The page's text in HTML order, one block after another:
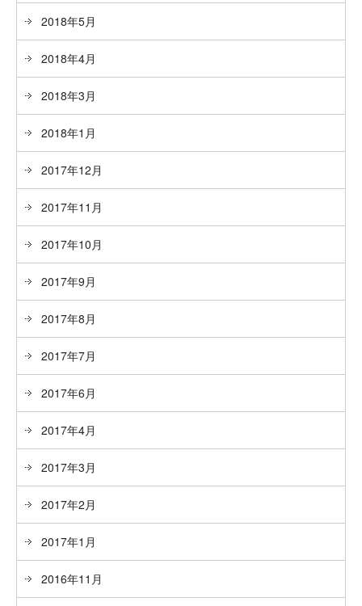
2018年5月
2018年4月
2018年3月
2018年1月
2017年12月
2017年11月
2017年10月
2017年9月
2017年8月
2017年7月
2017年6月
2017年4月
2017年3月
2017年2月
2017年1月
2016年11月